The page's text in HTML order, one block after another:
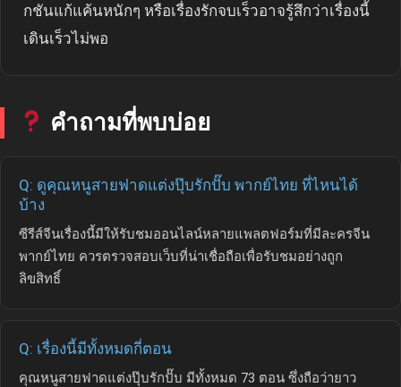
กชันแก้แค้นหนักๆ หรือเรื่องรักจบเร็วอาจรู้สึกว่าเรื่องนี้
เดินเร็วไม่พอ
คำถามที่พบบ่อย
Q: ดูคุณหนูสายฟาดแต่งปุ๊บรักปั๊บ พากย์ไทย ที่ไหนได้
บ้าง
ซีรีส์จีนเรื่องนี้มีให้รับชมออนไลน์หลายแพลตฟอร์มที่มีละครจีน
พากย์ไทย ควรตรวจสอบเว็บที่น่าเชื่อถือเพื่อรับชมอย่างถูก
ลิขสิทธิ์
Q: เรื่องนี้มีทั้งหมดกี่ตอน
คุณหนูสายฟาดแต่งปุ๊บรักปั๊บ มีทั้งหมด 73 ตอน ซึ่งถือว่ายาว